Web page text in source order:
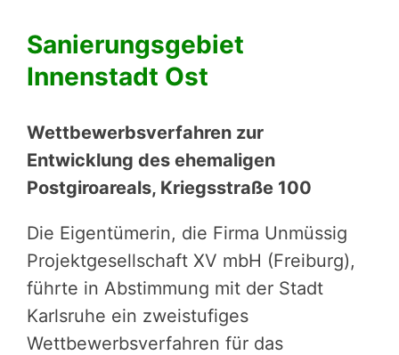
Sanierungsgebiet
Innenstadt Ost
Wettbewerbsverfahren zur
Entwicklung des ehemaligen
Postgiroareals, Kriegsstraße 100
Die Eigentümerin, die Firma Unmüssig
Projektgesellschaft XV mbH (Freiburg),
führte in Abstimmung mit der Stadt
Karlsruhe ein zweistufiges
Wettbewerbsverfahren für das